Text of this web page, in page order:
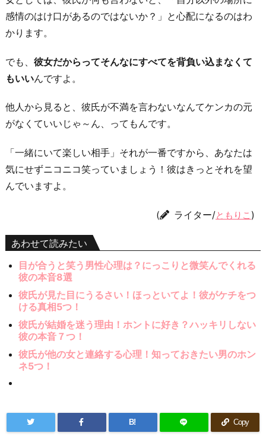
感情のはけ口があるのではないか？」と心配になるのはわ
かります。
でも、 彼女だからってそんなにすべてを背負い込まなくて
もいいんですよ。
他人から見ると、彼氏が不満を言わないなんてケンカの元
がなくていいじゃ～ん、ってもんです。
「一緒にいて楽しい相手」それが一番ですから、あなたは
気にせずニコニコ笑っていましょう！彼はきっとそれを望
んでいますよ。
( ライター/ともりこ )
あわせて読みたい
目が合うと笑う男性心理は？にっこりと微笑んでくれる
彼の本音8選
彼氏が見た目にうるさい！ほっといてよ！彼がケチをつ
ける真相5つ！
彼氏が結婚を迷う理由！ホントに好き？ハッキリしない
彼の本音７つ！
彼氏が他の女と連絡する心理！知っておきたい男のホン
ネ5つ！
B! Copy